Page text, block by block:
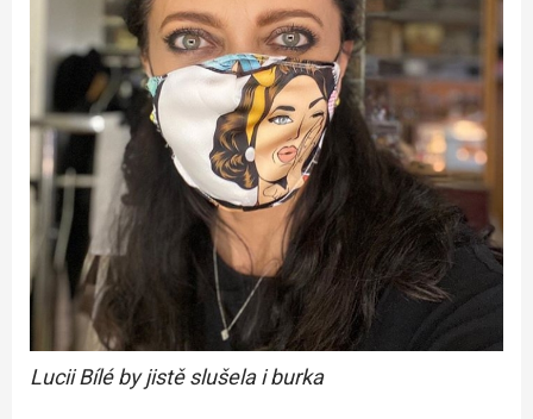
Lucii Bílé by jistě slušela i burka